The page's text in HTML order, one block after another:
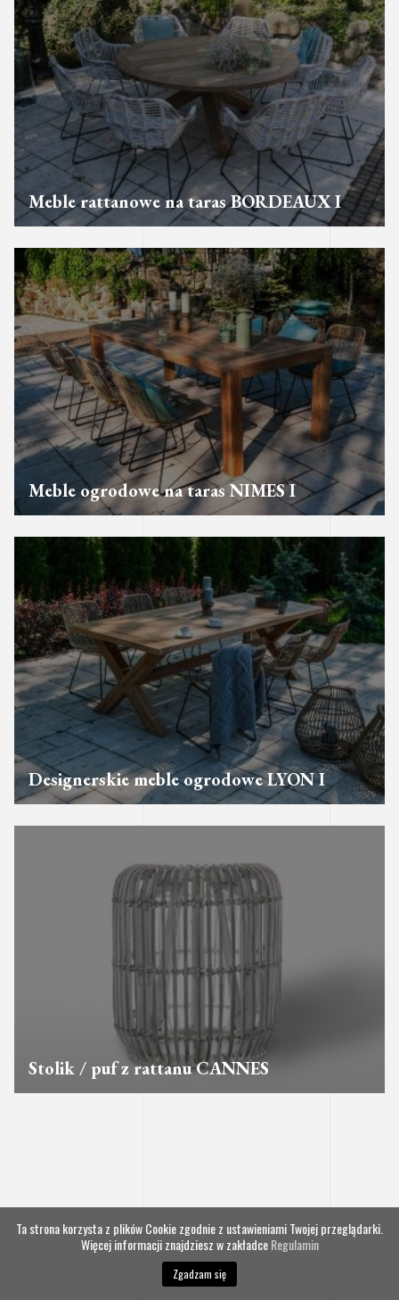
Meble rattanowe na taras BORDEAUX I
Meble ogrodowe na taras NIMES I
Designerskie meble ogrodowe LYON I
Stolik / puf z rattanu CANNES
Ta strona korzysta z plików Cookie zgodnie z ustawieniami Twojej przeglądarki.
Więcej informacji znajdziesz w zakładceRegulamin
Zgadzam się